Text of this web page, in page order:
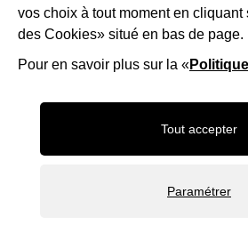
Mentions légalesAccessibilité
Politique d'utilisation des cookies
Maison-Andre-
Desert-Retz
vos choix à tout moment en cliquant
des Cookies» situé en bas de page.
Pour en savoir plus sur la «
Tout accepter
Paramétrer